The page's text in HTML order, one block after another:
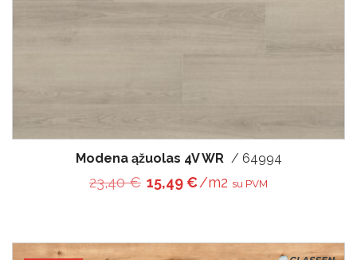
Modena ąžuolas 4V WR / 64994
23,40€ Original price was: 23,40 €.
15,49€Current price is: 15,49
/m2 su PVM